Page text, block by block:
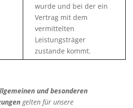
wurde und bei der ein
Vertrag mit dem
vermittelten
Leistungsträger
zustande kommt.
und besonderen
gelten für unsere